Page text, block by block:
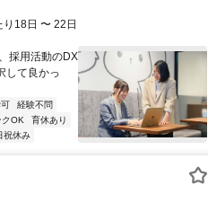
18日 〜 22日
採用活動のDX
して良かっ
経験不問
クOK
育休あり
祝休み